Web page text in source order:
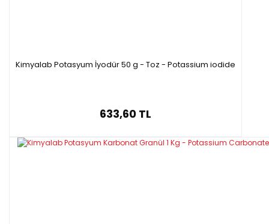
Kimyalab Potasyum İyodür 50 g - Toz - Potassium iodide
633,60 TL